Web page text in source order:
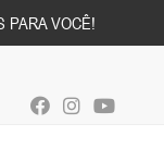
PARA VOCÊ!